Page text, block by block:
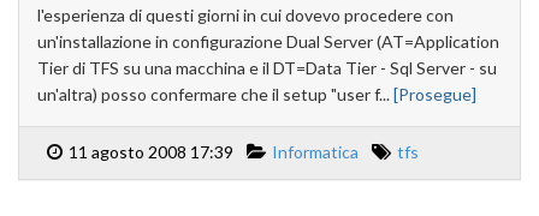
l'esperienza di questi giorni in cui dovevo procedere con
un'installazione in configurazione Dual Server (AT=Application
Tier di TFS su una macchina e il DT=Data Tier - Sql Server - su
un'altra) posso confermare che il setup "user f...[Prosegue]
11 agosto 2008 17:39 Informatica tfs